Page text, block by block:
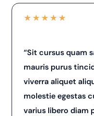
★★★★★
“Sit cursus quam
mauris purus
viverra aliquet
molestie egestas
varius libero diam